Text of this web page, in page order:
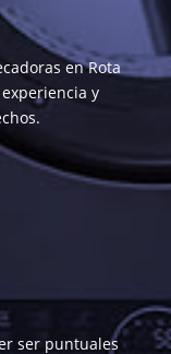
en Rota
y
ser puntuales